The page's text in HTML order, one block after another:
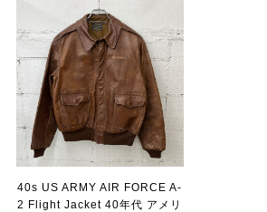
40s US ARMY AIR FORCE A-
2 Flight Jacket 40年代 アメリ